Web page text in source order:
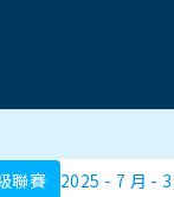
聯賽 2025 - 7 月 -